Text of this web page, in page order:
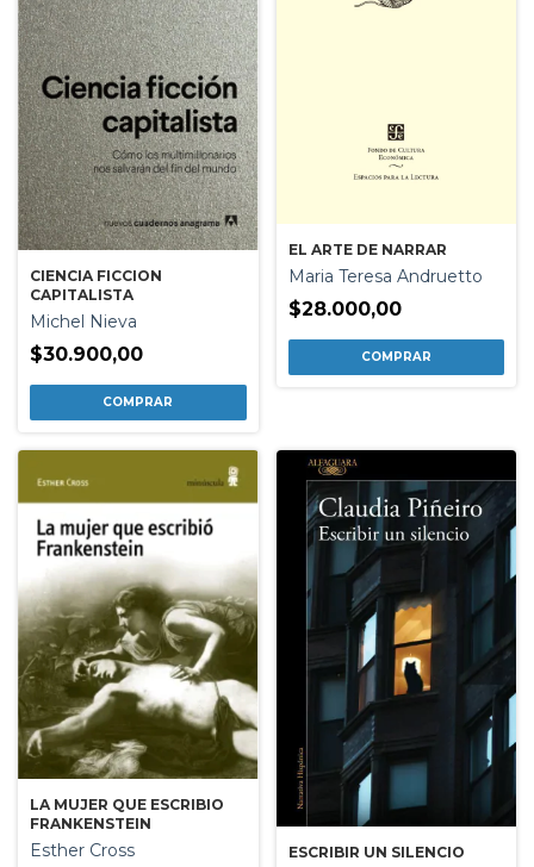
CIENCIA FICCION
CAPITALISTA
Michel Nieva
$30.900,00
EL ARTE DE NARRAR
Maria Teresa Andruetto
$28.000,00
LA MUJER QUE ESCRIBIO
FRANKENSTEIN
Esther Cross ESCRIBIR UN SILENCIO